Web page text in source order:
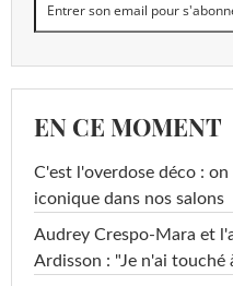
EN CE MOMENT
C'est l'overdose déco :
iconique dans nos salons
Audrey Crespo-Mara et
Ardisson : "Je n'ai touché